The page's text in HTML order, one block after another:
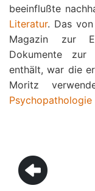
beeinflußte
Literatur. Das
Magazin zur
Dokumente zur
enthält, war die
Moritz
Psychopathologie